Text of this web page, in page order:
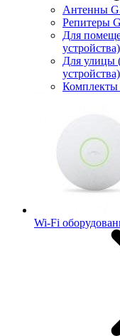
Антенны
Репитеры
Для
устройства)
Для улицы
устройства)
Комплекты
Wi-Fi